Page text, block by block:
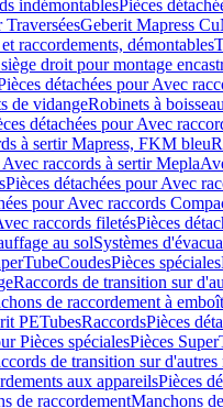
indémontablesPièces
TraverséesGeberit Mapress
raccordements, démontables
droit pour montage
détachées pour Avec
de vidangeRobinets à
détachées pour Avec
à sertir Mapress, FKM bleu
raccords à sertir Mepla
Pièces détachées pour Avec
pour Avec raccords
raccords filetésPièces
au solSystèmes
CoudesPièces spéciales
Raccords de transition sur
de raccordement à
PETubesRaccordsPièces
Pièces spécialesPièces
de transition sur d'autres
aux appareilsPièces
de raccordementManchons